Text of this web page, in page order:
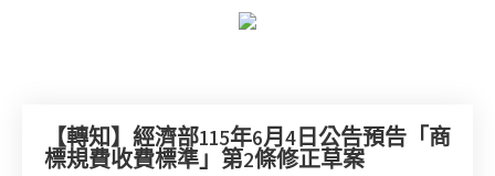
【轉知】經濟部115年6月4日公告預告「商
標規費收費標準」第2條修正草案